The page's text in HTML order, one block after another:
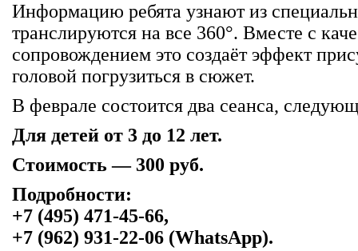
Информацию ребята узнают из
транслируются на все 360°. Вместе с
сопровождением это создаёт эффект
головой погрузиться в сюжет.
В феврале состоится два сеанса,
Для детей от 3 до 12 лет.
Стоимость — 300 руб.
Подробности:
+7 (495) 471-45-66,
+7 (962) 931-22-06 (WhatsApp).